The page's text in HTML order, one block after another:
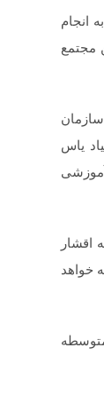
انجام
مجتمع
یاس
اقشار
خواهد